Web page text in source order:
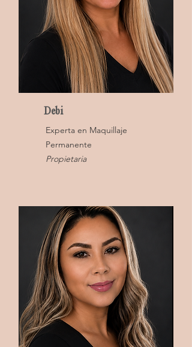
Debi
Experta en Maquillaje
Permanente
Propietaria